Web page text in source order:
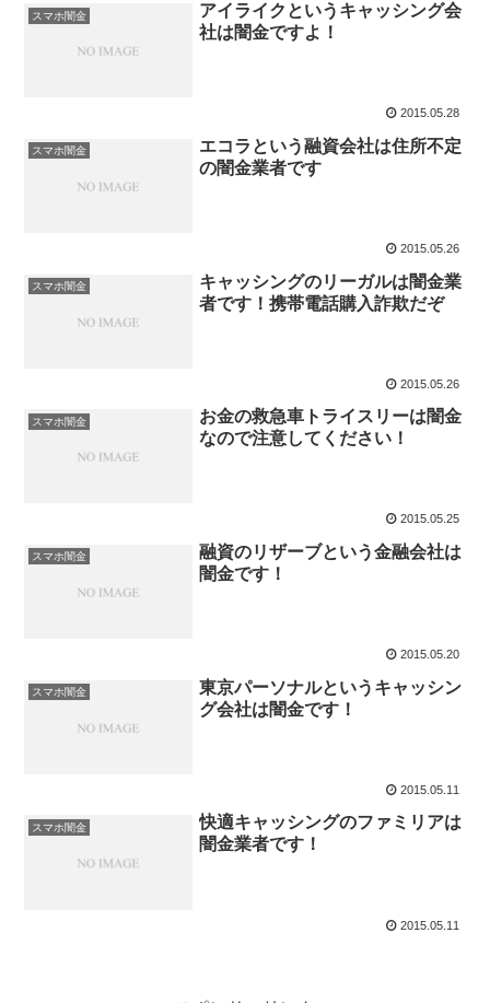
スマホ闇金
アイライクというキャッシング会
社は闇金ですよ！
2015.05.28
スマホ闇金
エコラという融資会社は住所不定
の闇金業者です
2015.05.26
スマホ闇金
キャッシングのリーガルは闇金業
者です！携帯電話購入詐欺だぞ
2015.05.26
スマホ闇金
お金の救急車トライスリーは闇金
なので注意してください！
2015.05.25
スマホ闇金
融資のリザーブという金融会社は
闇金です！
2015.05.20
スマホ闇金
東京パーソナルというキャッシン
グ会社は闇金です！
2015.05.11
スマホ闇金
快適キャッシングのファミリアは
闇金業者です！
2015.05.11